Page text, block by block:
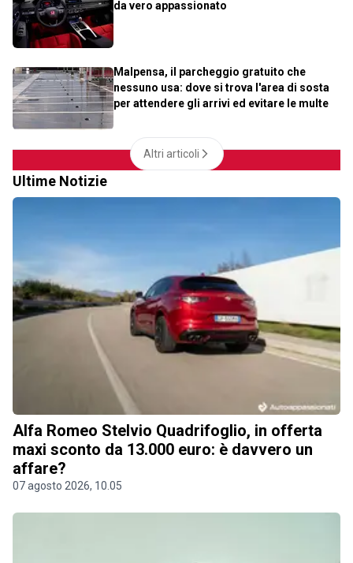
da vero appassionato
Malpensa, il parcheggio gratuito che
nessuno usa: dove si trova l'area di sosta
per attendere gli arrivi ed evitare le multe
Altri articoli
Ultime Notizie
Alfa Romeo Stelvio Quadrifoglio, in offerta
maxi sconto da 13.000 euro: è davvero un
affare?
07 agosto 2026, 10.05